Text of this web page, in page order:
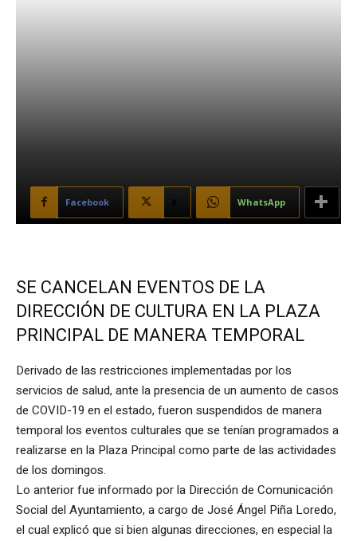
Facebook WhatsApp
SE CANCELAN EVENTOS DE LA
DIRECCIÓN DE CULTURA EN LA PLAZA
PRINCIPAL DE MANERA TEMPORAL
Derivado de las restricciones implementadas por los
servicios de salud, ante la presencia de un aumento de casos
de COVID-19 en el estado, fueron suspendidos de manera
temporal los eventos culturales que se tenían programados a
realizarse en la Plaza Principal como parte de las actividades
de los domingos.
Lo anterior fue informado por la Dirección de Comunicación
Social del Ayuntamiento, a cargo de José Ángel Piña Loredo,
el cual explicó que si bien algunas direcciones, en especial la